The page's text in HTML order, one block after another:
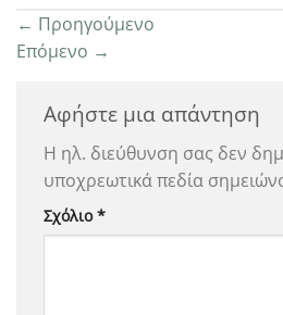
← Προηγούμενο
Επόμενο →
Αφήστε μια απάντηση
Η ηλ. διεύθυνση σας δεν
υποχρεωτικά πεδία
Σχόλιο*